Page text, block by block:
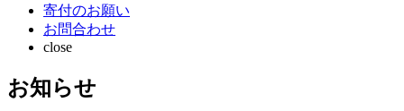
寄付のお願い
お問合わせ
close
お知らせ